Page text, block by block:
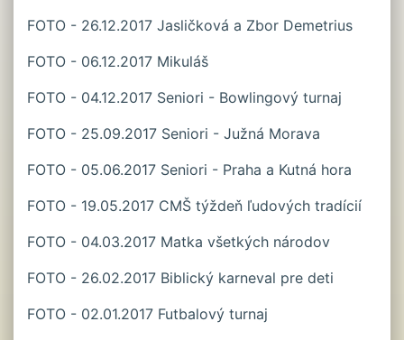
FOTO - 26.12.2017 Jasličková a Zbor Demetrius
FOTO - 06.12.2017 Mikuláš
FOTO - 04.12.2017 Seniori - Bowlingový turnaj
FOTO - 25.09.2017 Seniori - Južná Morava
FOTO - 05.06.2017 Seniori - Praha a Kutná hora
FOTO - 19.05.2017 CMŠ týždeň ľudových tradícií
FOTO - 04.03.2017 Matka všetkých národov
FOTO - 26.02.2017 Biblický karneval pre deti
FOTO - 02.01.2017 Futbalový turnaj